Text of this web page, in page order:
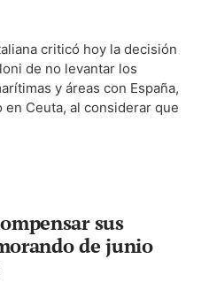
criticó hoy la decisión
de no levantar los
y áreas con España,
Ceuta, al considerar que
sus
de junio